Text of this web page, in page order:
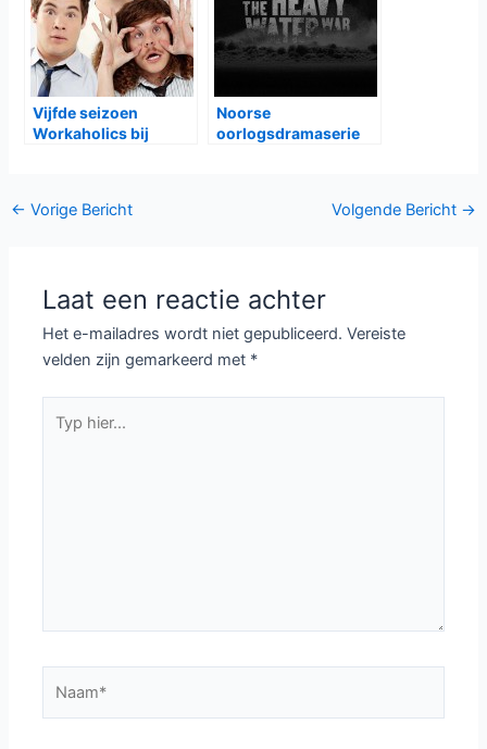
Vijfde seizoen
Workaholics bij
Noorse
oorlogsdramaserie
Bericht
← Vorige Bericht Volgende Bericht →
Laat een reactie achter
Het e-mailadres wordt niet gepubliceerd. Vereiste
velden zijn gemarkeerd met *
hier...